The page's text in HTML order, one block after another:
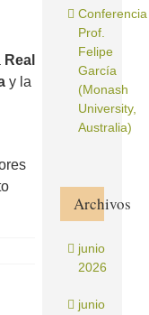
Real
y la
Conferencia
Prof.
Felipe
García
(Monash
University,
Australia)
Archivos
junio
2026
junio